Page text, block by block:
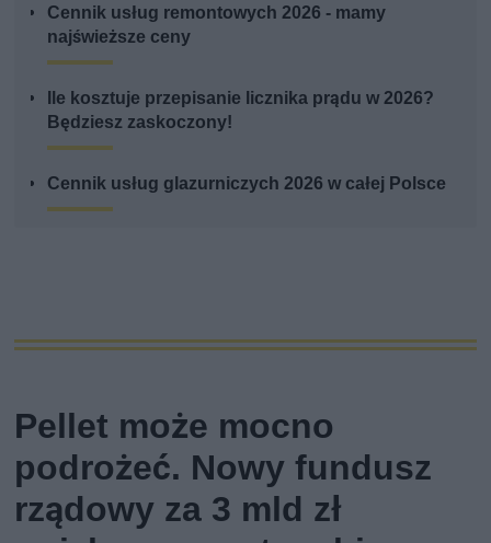
Cennik usług remontowych 2026 - mamy
najświeższe ceny
Ile kosztuje przepisanie licznika prądu w 2026?
Będziesz zaskoczony!
Cennik usług glazurniczych 2026 w całej Polsce
Pellet może mocno
podrożeć. Nowy fundusz
rządowy za 3 mld zł